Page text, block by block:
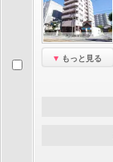
もっと見る